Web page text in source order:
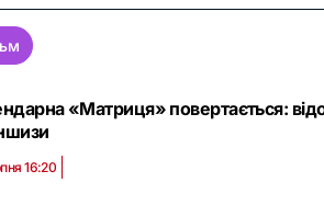
«Матриця» повертається:
16:20